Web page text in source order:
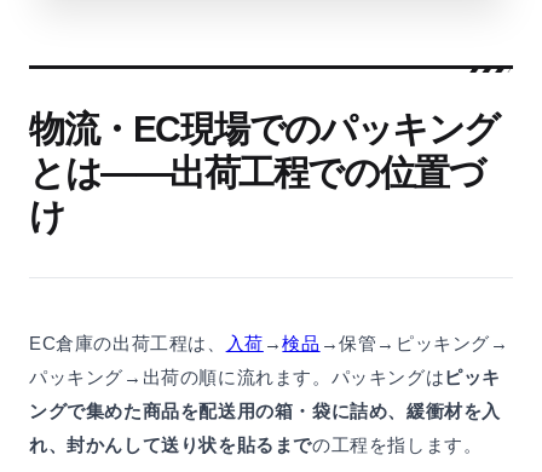
物流・EC現場でのパッキング
とは——出荷工程での位置づ
け
EC倉庫の出荷工程は、 入荷 →検品 →保管→ピッキング→
パッキング→出荷の順に流れます。パッキングはピッキ
ングで集めた商品を配送用の箱・袋に詰め、緩衝材を入
れ、封かんして送り状を貼るまでの工程を指します。